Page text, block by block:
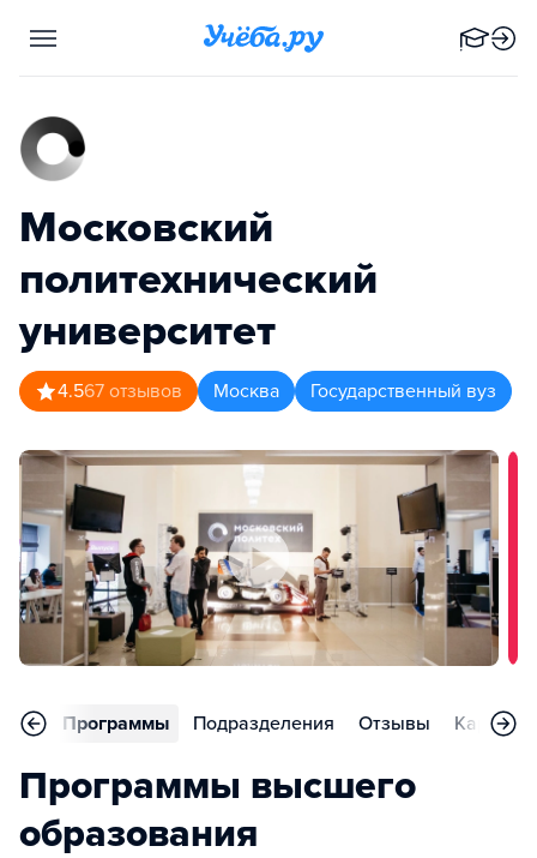
Московский
политехнический
университет
4.567 отзывов Москва Государственный вуз
Программы Подразделения Отзывы Карьера
Программы высшего
образования